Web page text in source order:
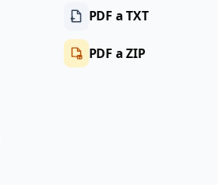
PDF a TXT
PDF a ZIP